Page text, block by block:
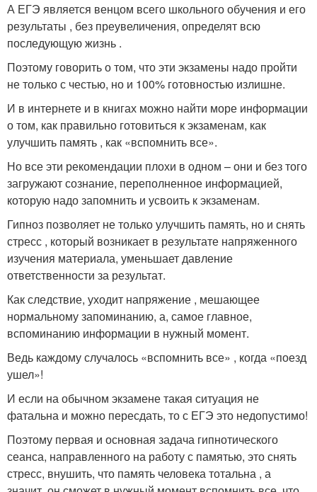
А ЕГЭ является венцом всего школьного обучения и его
результаты , без преувеличения, определят всю
последующую жизнь .
Поэтому говорить о том, что эти экзамены надо пройти
не только с честью, но и 100% готовностью излишне.
И в интернете и в книгах можно найти море информации
о том, как правильно готовиться к экзаменам, как
улучшить память , как «вспомнить все».
Но все эти рекомендации плохи в одном – они и без того
загружают сознание, переполненное информацией,
которую надо запомнить и усвоить к экзаменам.
Гипноз позволяет не только улучшить память, но и снять
стресс , который возникает в результате напряженного
изучения материала, уменьшает давление
ответственности за результат.
Как следствие, уходит напряжение , мешающее
нормальному запоминанию, а, самое главное,
вспоминанию информации в нужный момент.
Ведь каждому случалось «вспомнить все» , когда «поезд
ушел»!
И если на обычном экзамене такая ситуация не
фатальна и можно пересдать, то с ЕГЭ это недопустимо!
Поэтому первая и основная задача гипнотического
сеанса, направленного на работу с памятью, это снять
стресс, внушить, что память человека тотальна , а